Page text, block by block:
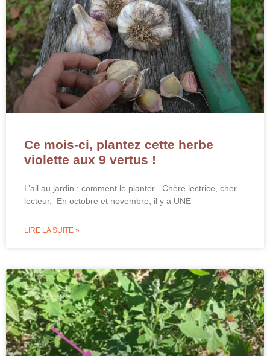
Ce mois-ci, plantez cette herbe
violette aux 9 vertus !
L’ail au jardin : comment le planter Chère lectrice, cher
lecteur, En octobre et novembre, il y a UNE
LIRE LA SUITE »